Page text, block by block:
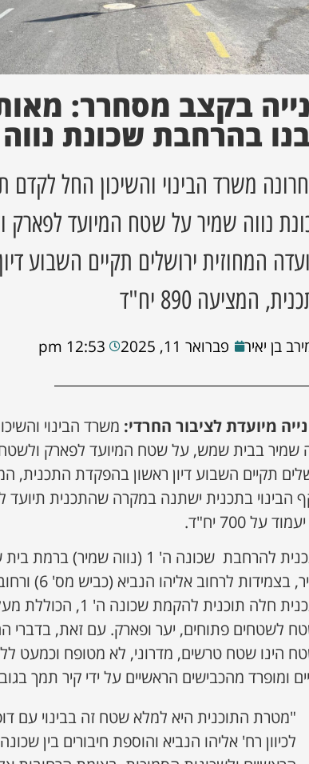
בקצב מסחרר:
בהרחבת שכונת
משרד הבינוי והשיכון החל לקדם
נווה שמיר על שטח המיועד לפארק
המחוזית ירושלים תקיים השבוע
המציעה 890 יח"ד
בן יאיר פברואר 11, 2025 12:53 pm
מיועדת לציבור החרדי: משרד הבינוי
שמיר בבית שמש, על שטח המיועד לפארק
הבינוי בתכנית ישתנה במקרה שהתכנית תיועד
על 700 יח"ד.
התכנית להרחבת שכונה ה' 1
לשטחים פתוחים, יער ופארק. עם זאת, בדברי
הינו שטח טרשים, מדרוני, לא מטופח וכמעט
ומופרד מהכבישים הראשיים על ידי קיר תמך בגובה של
"מטרת התוכנית היא למלא שטח זה בבינוי עם